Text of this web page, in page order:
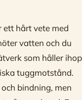
ett hårt vete med
vatten och du
som håller ihop
tuggmotstånd.
bindning, men